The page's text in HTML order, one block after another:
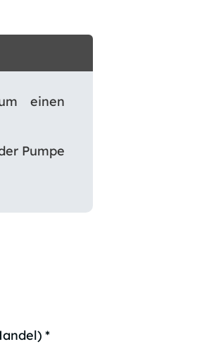
einen
Pumpe
*